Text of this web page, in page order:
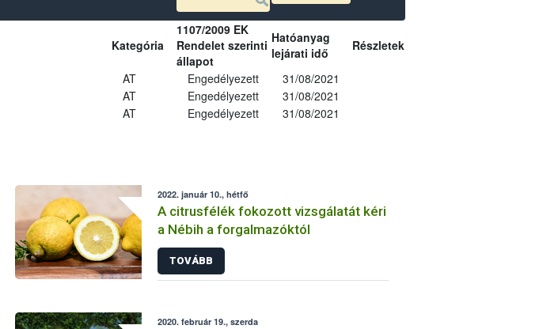
Kategória
1107/2009 EK
Rendelet szerinti
állapot
Hatóanyag
lejárati idő
Részletek
AT Engedélyezett
31/08/2021
AT Engedélyezett
31/08/2021
AT Engedélyezett 31/08/2021
2022. január 10., hétfő
A citrusfélék fokozott vizsgálatát kéri
a Nébih a forgalmazóktól
TOVÁBB
2020. február 19., szerda